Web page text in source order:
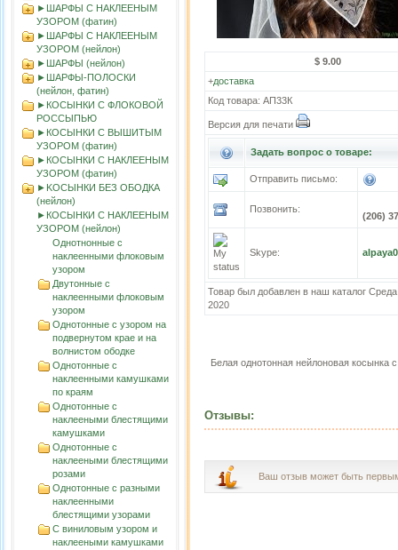
►ШАРФЫ С НАКЛЕЕНЫМ
УЗОРОМ (фатин)
►ШАРФЫ С НАКЛЕЕНЫМ
УЗОРОМ (нейлон)
►ШАРФЫ (нейлон)
►ШАРФЫ-ПОЛОСКИ
(нейлон, фатин)
►КОСЫНКИ С ФЛОКОВОЙ
РОССЫПЬЮ
►КОСЫНКИ С ВЫШИТЫМ
УЗОРОМ (фатин)
►КОСЫНКИ С НАКЛЕЕНЫМ
УЗОРОМ (фатин)
►KOСЫНКИ БЕЗ ОБОДКА
(нейлон)
►КОСЫНКИ С НАКЛЕЕНЫМ
УЗОРОМ (нейлон)
Однотнонные с
наклеенными флоковым
узором
Двутонные с
наклеенными флоковым
узором
Однотонные с узором на
подвернутом крае и на
волнистом ободке
Однотонные с
наклеенными камушками
по краям
Однотонные с
наклееными блестящими
камушками
Однотонные с
наклееными блестящими
розами
Однотонные с разными
наклеенными
блестящими узорами
С виниловым узором и
наклееными камушками
$ 9.00
+доставка
Код товара: АП33К
Версия для печати
Задать вопрос о товаре:
Отправить письмо:
Позвонить:
(206)
Skype:
Товар был добавлен в наш каталог
2020
Белая однотонная нейлоновая
Отзывы:
Ваш отзыв может быть